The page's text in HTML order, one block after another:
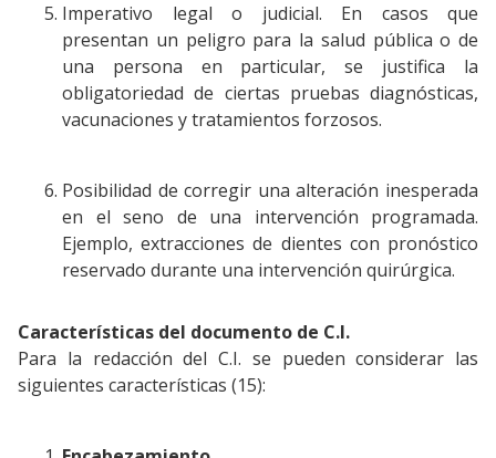
Imperativo legal o judicial. En casos que
presentan un peligro para la salud pública o de
una persona en particular, se justifica la
obligatoriedad de ciertas pruebas diagnósticas,
vacunaciones y tratamientos forzosos.
Posibilidad de corregir una alteración inesperada
en el seno de una intervención programada.
Ejemplo, extracciones de dientes con pronóstico
reservado durante una intervención quirúrgica.
Características del documento de C.I.
Para la redacción del C.I. se pueden considerar las
siguientes características (15):